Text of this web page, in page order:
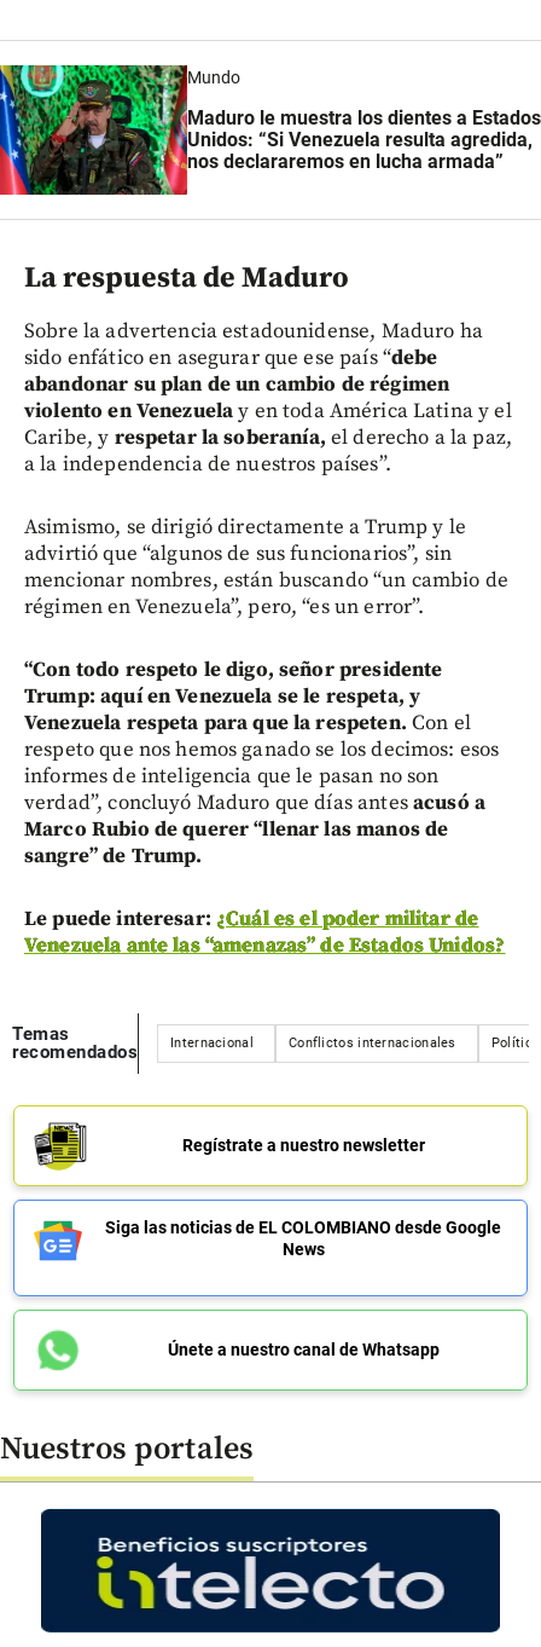
Mundo
Maduro le muestra los dientes a Estados
Unidos: “Si Venezuela resulta agredida,
nos declararemos en lucha armada”
La respuesta de Maduro
Sobre la advertencia estadounidense, Maduro ha
sido enfático en asegurar que ese país “debe
abandonar su plan de un cambio de régimen
violento en Venezuelay en toda América Latina y el
Caribe, y respetar la soberanía, el derecho a la paz,
a la independencia de nuestros países”.
Asimismo, se dirigió directamente a Trump y le
advirtió que “algunos de sus funcionarios”, sin
mencionar nombres, están buscando “un cambio de
régimen en Venezuela”, pero, “es un error”.
“Con todo respeto le digo, señor presidente
Trump: aquí en Venezuela se le respeta, y
Venezuela respeta para que la respeten. Con el
respeto que nos hemos ganado se los decimos: esos
informes de inteligencia que le pasan no son
verdad”, concluyó Maduro que días antesacusó a
Marco Rubio de querer “llenar las manos de
sangre” de Trump.
Le puede interesar: ¿Cuál es el poder militar de
Venezuela ante las “amenazas” de Estados Unidos?
Temas
recomendados
Internacional Conflictos internacionales
Regístrate a nuestro newsletter
Siga las noticias de EL COLOMBIANO desde Google
News
Únete a nuestro canal de Whatsapp
Nuestros portales